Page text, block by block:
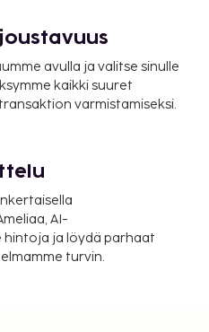
km / 18,1 mi
avulla ja valitse sinulle
kaikki suuret
varmistamiseksi.
AI-
ja löydä parhaat
turvin.